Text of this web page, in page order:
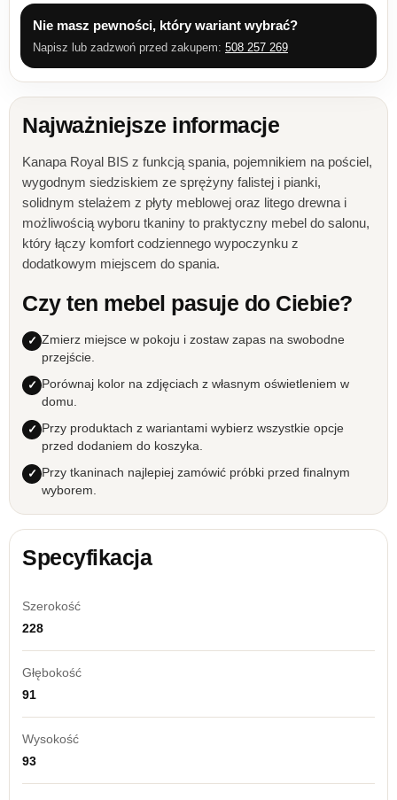
Nie masz pewności, który wariant wybrać?
Napisz lub zadzwoń przed zakupem: 508 257 269
Najważniejsze informacje
Kanapa Royal BIS z funkcją spania, pojemnikiem na pościel,
wygodnym siedziskiem ze sprężyny falistej i pianki,
solidnym stelażem z płyty meblowej oraz litego drewna i
możliwością wyboru tkaniny to praktyczny mebel do salonu,
który łączy komfort codziennego wypoczynku z
dodatkowym miejscem do spania.
Czy ten mebel pasuje do Ciebie?
Zmierz miejsce w pokoju i zostaw zapas na swobodne
przejście.
Porównaj kolor na zdjęciach z własnym oświetleniem w
domu.
Przy produktach z wariantami wybierz wszystkie opcje
przed dodaniem do koszyka.
Przy tkaninach najlepiej zamówić próbki przed finalnym
wyborem.
Specyfikacja
Szerokość
228
Głębokość
91
Wysokość
93